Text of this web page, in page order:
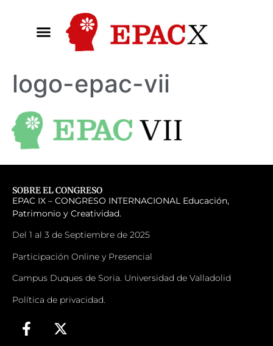
logo-epac-vii
SOBRE EL CONGRESO
EPAC IX – CONGRESO INTERNACIONAL Educación,
Patrimonio y Creatividad.
Del 1 al 3 de Septiembre de 2025
Participación Online y Presencial
Campus Duques de Soria. Universidad de Valladolid
Política de privacidad.